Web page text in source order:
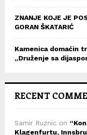
ZNANJE KOJE JE
GORAN ŠKATARIĆ
Kamenica domaćin
„Druženje sa
RECENT
Samir Ruznic on
Klagenfurtu,